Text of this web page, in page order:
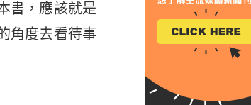
書，應該就是
角度去看待事